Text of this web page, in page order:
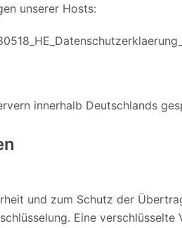
unserer Hosts:
innerhalb Deutschlands
und zum Schutz der
Eine